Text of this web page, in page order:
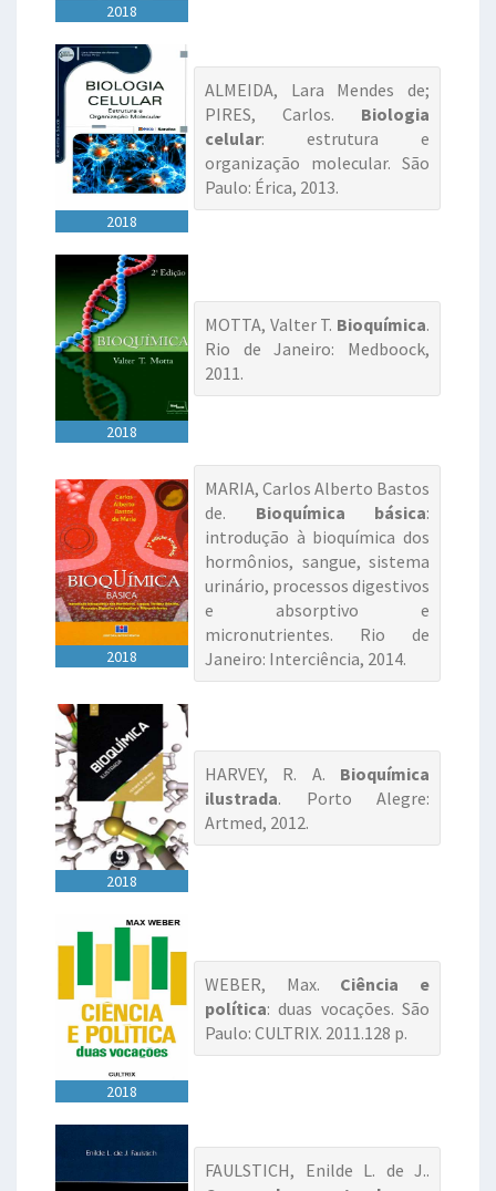
2018
2018
ALMEIDA, Lara Mendes de;
PIRES, Carlos. Biologia
celular: estrutura e
organização molecular. São
Paulo: Érica, 2013.
2018
MOTTA, Valter T. Bioquímica.
Rio de Janeiro: Medboock,
2011.
2018
MARIA, Carlos Alberto Bastos
de. Bioquímica básica:
introdução à bioquímica dos
hormônios, sangue, sistema
urinário, processos digestivos
e absorptivo e
micronutrientes. Rio de
Janeiro: Interciência, 2014.
2018
HARVEY, R. A. Bioquímica
ilustrada. Porto Alegre:
Artmed, 2012.
2018
WEBER, Max. Ciência e
política: duas vocações. São
Paulo: CULTRIX. 2011.128 p.
FAULSTICH, Enilde L. de J..